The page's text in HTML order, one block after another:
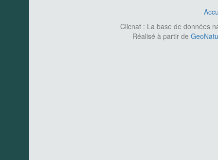
Clicnat : La base de données
Réalisé à partir de